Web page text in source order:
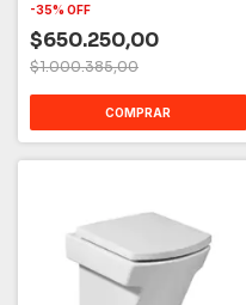
-35% OFF
$650.250,00
$1.000.385,00
COMPRAR